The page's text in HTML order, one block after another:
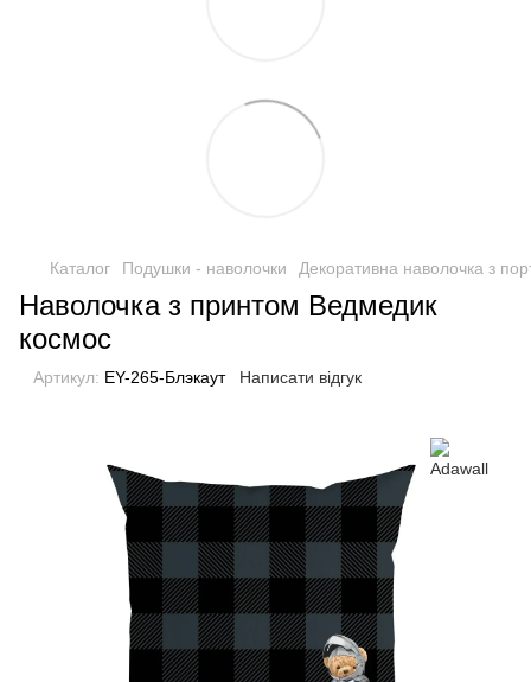
Каталог Подушки - наволочки Декоративна наволочка з
Наволочка з принтом Ведмедик
космос
Артикул: EY-265-Блэкаут Написати відгук